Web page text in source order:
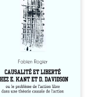
une confrontation
les pensées d’Emmanuel
et de Donald Davidson,
explore les liens entre
arbitre, déterminisme
et responsabilité. De la
de Davidson, il
la manière dont les
et les croyances
peuvent ...